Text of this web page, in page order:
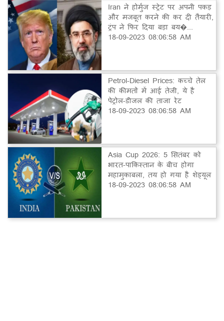
Iran ने होर्मुज स्ट्रेट पर अपनी पकड़
और मजबूत करने की कर दी तैयारी,
ट्रंप ने फिर दिया बड़ा बय�...
18-09-2023 08:06:58 AM
Petrol-Diesel Prices: कच्चे तेल
की कीमतों में आई तेजी, ये है
पेट्रोल-डीजल की ताजा रेट
18-09-2023 08:06:58 AM
Asia Cup 2026: 5 सितंबर को
भारत-पाकिस्तान के बीच होगा
महामुकाबला, तय हो गया है शेड्यूल
18-09-2023 08:06:58 AM